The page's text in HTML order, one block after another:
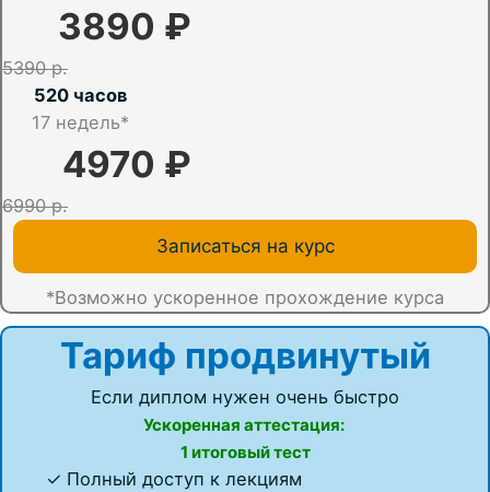
3890 ₽
5390 р.
520 часов
17недель*
4970 ₽
6990 р.
Записаться на курс
*Возможно ускоренное прохождение курса
Тариф продвинутый
Если диплом нужен очень быстро
Ускоренная аттестация:
1 итоговый тест
✓ Полный доступ к лекциям